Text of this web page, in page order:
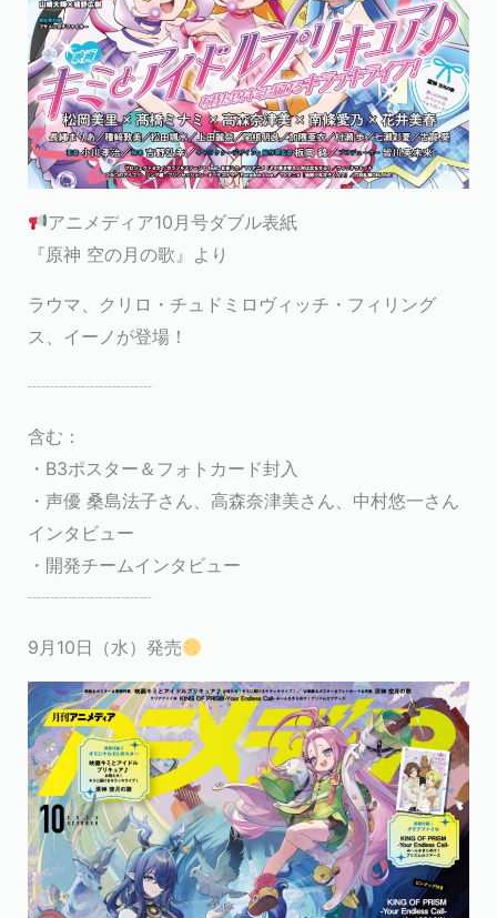
アニメディア10月号ダブル表紙
『原神 空の月の歌』より
ラウマ、クリロ・チュドミロヴィッチ・フィリング
ス、イーノが登場！
┈┈┈┈┈┈┈
含む：
・B3ポスター＆フォトカード封入
・声優 桑島法子さん、高森奈津美さん、中村悠一さん
インタビュー
・開発チームインタビュー
┈┈┈┈┈┈┈
9月10日（水）発売